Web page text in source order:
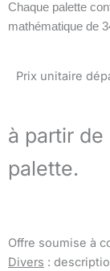
Chaque palette
mathématique de
Prix unitaire
à partir
palette.
Offre soumise à
Divers :